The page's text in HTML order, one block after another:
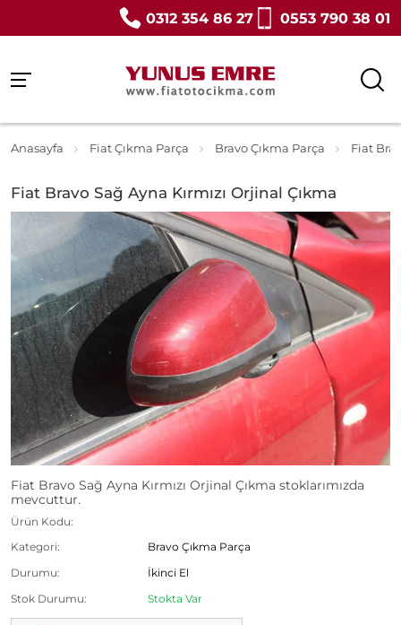
0312 354 86 27 0553 790 38 01
Anasayfa Fiat Çıkma Parça Bravo Çıkma Parça Fiat
Fiat Bravo Sağ Ayna Kırmızı Orjinal Çıkma
Fiat Bravo Sağ Ayna Kırmızı Orjinal Çıkma stoklarımızda
mevcuttur.
Ürün Kodu:
Kategori:
Bravo Çıkma Parça
Durumu:
İkinci El
Stok Durumu:
Stokta Var